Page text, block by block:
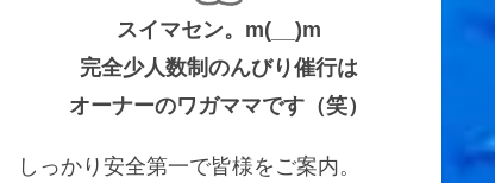
スイマセン。m(__)m
完全少人数制のんびり催行は
オーナーのワガママです（笑）
しっかり安全第一で皆様をご案内。